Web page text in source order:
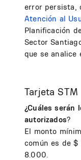
error persista,
Atención al
Planificación
Sector
que se analice
Tarjeta STM
¿Cuáles serán
autorizados?
El monto
común es de
8.000.